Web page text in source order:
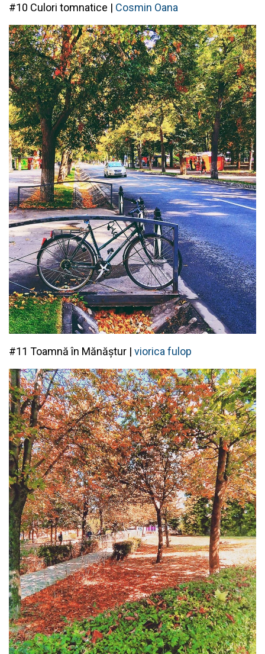
#10 Culori tomnatice | Cosmin Oana
#11 Toamnă în Mănăștur | viorica fulop